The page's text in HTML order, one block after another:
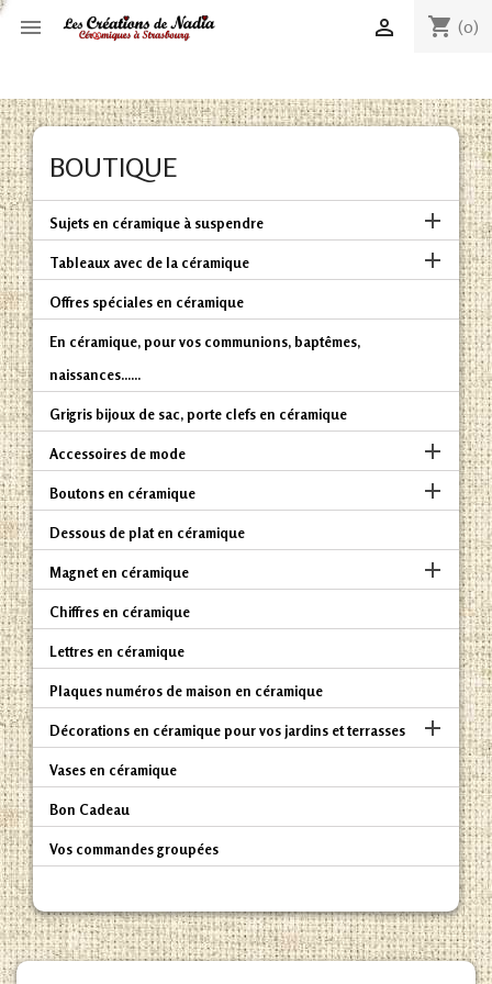
 shopping_cart (0)

BOUTIQUE
Sujets en céramique à suspendre 
Tableaux avec de la céramique 
Offres spéciales en céramique
En céramique, pour vos communions, baptêmes,
naissances......
Grigris bijoux de sac, porte clefs en céramique
Accessoires de mode 
Boutons en céramique 
Dessous de plat en céramique
Magnet en céramique 
Chiffres en céramique
Lettres en céramique
Plaques numéros de maison en céramique
Décorations en céramique pour vos jardins et terrasses 
Vases en céramique
Bon Cadeau
Vos commandes groupées